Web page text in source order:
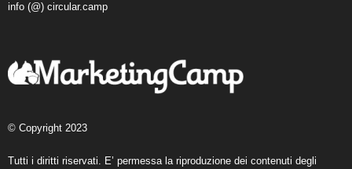
info (@) circular.camp
© Copyright 2023
Tutti i diritti riservati. E’ permessa la riproduzione dei contenuti degli